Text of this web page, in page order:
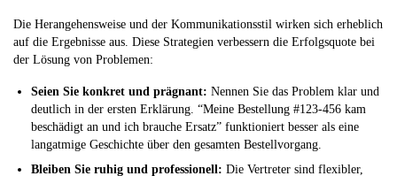
Die Herangehensweise und der Kommunikationsstil wirken sich erheblich
auf die Ergebnisse aus. Diese Strategien verbessern die Erfolgsquote bei
der Lösung von Problemen:
Seien Sie konkret und prägnant: Nennen Sie das Problem klar und
deutlich in der ersten Erklärung. “Meine Bestellung #123-456 kam
beschädigt an und ich brauche Ersatz” funktioniert besser als eine
langatmige Geschichte über den gesamten Bestellvorgang.
Bleiben Sie ruhig und professionell: Die Vertreter sind flexibler,